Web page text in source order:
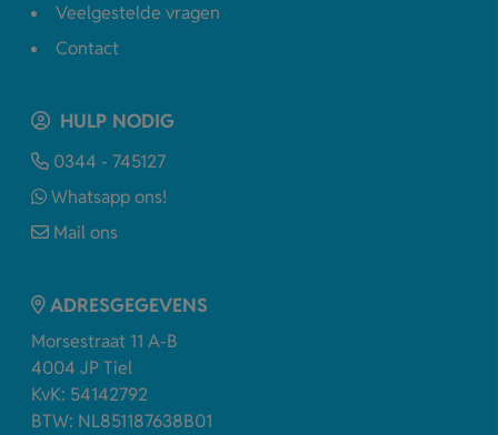
Veelgestelde vragen
Contact
HULP NODIG
0344 - 745127
Whatsapp ons!
Mail ons
ADRESGEGEVENS
Morsestraat 11 A-B
4004 JP Tiel
KvK: 54142792
BTW: NL851187638B01